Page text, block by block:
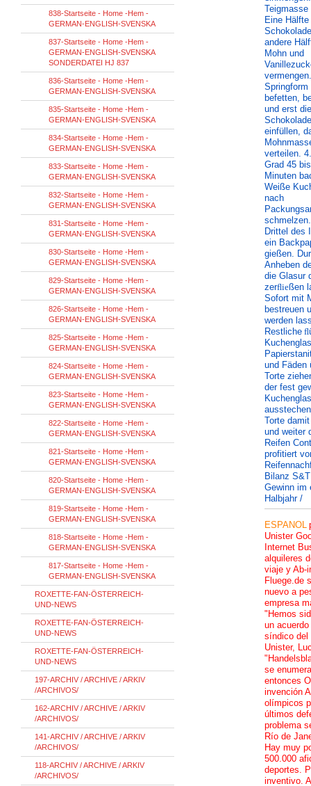
Teigmasse
Eine
andere
Mohn und
befetten,
und erst die
einfüllen,
verteilen.
Grad 45
Minuten
Weiße
nach
Drittel des
ein
gießen.
Anheben
die Glasur
zerﬂießen
Sofort mit
bestreuen
werden
Restliche ﬂ
und Fäden
Torte
der fest
Torte
und weiter
Reifen
profitiert
Bilanz
Gewinn im
Halbjahr /
ESPANOL
Unister
Internet
alquileres
viaje y Ab-
Fluege.de
nuevo a
empresa
"Hemos
un
síndico del
Unister,
se
entonces
invención
olímpicos
últimos
problema
Río de
Hay muy
500.000
deportes.
inventivo.
838-Startseite - Home -Hem -
GERMAN-ENGLISH-SVENSKA
837-Startseite - Home -Hem -
GERMAN-ENGLISH-SVENSKA
SONDERDATEI HJ 837
836-Startseite - Home -Hem -
GERMAN-ENGLISH-SVENSKA
835-Startseite - Home -Hem -
GERMAN-ENGLISH-SVENSKA
834-Startseite - Home -Hem -
GERMAN-ENGLISH-SVENSKA
833-Startseite - Home -Hem -
GERMAN-ENGLISH-SVENSKA
832-Startseite - Home -Hem -
GERMAN-ENGLISH-SVENSKA
831-Startseite - Home -Hem -
GERMAN-ENGLISH-SVENSKA
830-Startseite - Home -Hem -
GERMAN-ENGLISH-SVENSKA
829-Startseite - Home -Hem -
GERMAN-ENGLISH-SVENSKA
826-Startseite - Home -Hem -
GERMAN-ENGLISH-SVENSKA
825-Startseite - Home -Hem -
GERMAN-ENGLISH-SVENSKA
824-Startseite - Home -Hem -
GERMAN-ENGLISH-SVENSKA
823-Startseite - Home -Hem -
GERMAN-ENGLISH-SVENSKA
822-Startseite - Home -Hem -
GERMAN-ENGLISH-SVENSKA
821-Startseite - Home -Hem -
GERMAN-ENGLISH-SVENSKA
820-Startseite - Home -Hem -
GERMAN-ENGLISH-SVENSKA
819-Startseite - Home -Hem -
GERMAN-ENGLISH-SVENSKA
818-Startseite - Home -Hem -
GERMAN-ENGLISH-SVENSKA
817-Startseite - Home -Hem -
GERMAN-ENGLISH-SVENSKA
ROXETTE-FAN-ÖSTERREICH-
UND-NEWS
ROXETTE-FAN-ÖSTERREICH-
UND-NEWS
ROXETTE-FAN-ÖSTERREICH-
UND-NEWS
197-ARCHIV / ARCHIVE / ARKIV
/ARCHIVOS/
162-ARCHIV / ARCHIVE / ARKIV
/ARCHIVOS/
141-ARCHIV / ARCHIVE / ARKIV
/ARCHIVOS/
118-ARCHIV / ARCHIVE / ARKIV
/ARCHIVOS/